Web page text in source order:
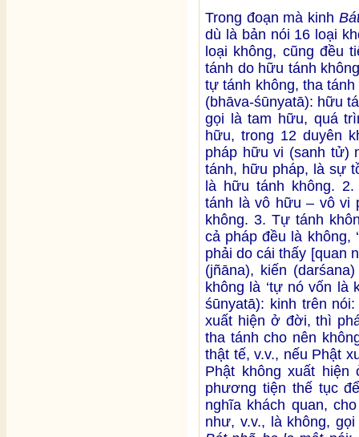
Trong đoạn mà kinh
dù là bản nói 16 loại
loại không, cũng đều
tánh do hữu tánh
tự tánh không, tha
(bhāva-śūnyatā): hữu
gọi là tam hữu, quá
hữu, trong 12 duyên
pháp hữu vi (sanh tử)
tánh, hữu pháp, là sự
là hữu tánh không. 2.
tánh là vô hữu – vô vi
không. 3. Tự tánh
cả pháp đều là không,
phải do cái thấy [quan
(jñāna), kiến
không là ‘tự nó vốn là
śūnyatā): kinh trên
xuất hiện ở đời, thì
tha tánh cho nên
thật tế, v.v., nếu Phật
Phật không xuất
phương tiện thế tục
nghĩa khách quan,
như, v.v., là không,